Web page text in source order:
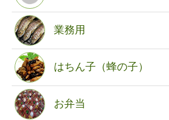
業務用
はちん子（蜂の子）
お弁当